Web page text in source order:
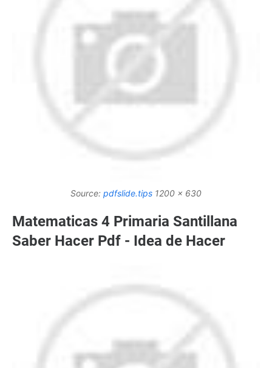
Source: pdfslide.tips 1200 x 630
Matematicas 4 Primaria Santillana
Saber Hacer Pdf - Idea de Hacer